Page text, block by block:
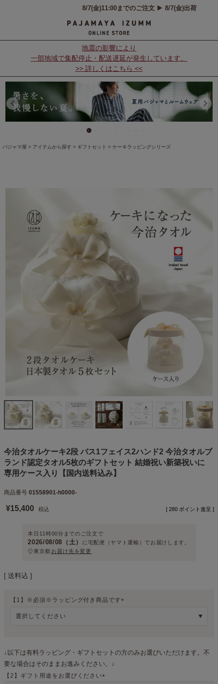
地震の影響により
一部地域で集配停止・配送遅延が発生しています。
>> 詳しくはこちら <<
パジャマ屋 アイテムから探す ギフトセット ケーキラッピングシリーズ
今治タオルケーキ2段 バス1フェイス2ハンド2 今治タオルブ
ランド認定タオル5枚のギフトセット 結婚祝い新築祝いに
専用ケース入り【国内送料込み】
商品番号 01558901-h0000-
¥15,400 税込 [ 280 ポイント進呈 ]
本日 11時00分 までのご注文で
2026/08/08（土） に 宅配便（ヤマト運輸） でお届けします。
東京都 お届け先を変更
送料込
【1】※必須※ラッピング付き商品です
↓以下は有料ラッピング・ギフトセットの方のみお選びいただけます。不
要な場合はそのままお進みください。↓
【2】ギフト用途をお選びください